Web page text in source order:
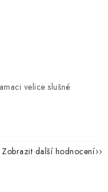
velice slušné
Zobrazit další hodnocení